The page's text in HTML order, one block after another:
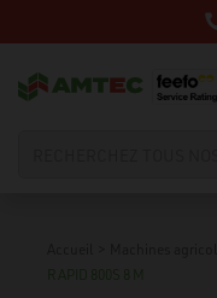
RAPID 800S 8 M